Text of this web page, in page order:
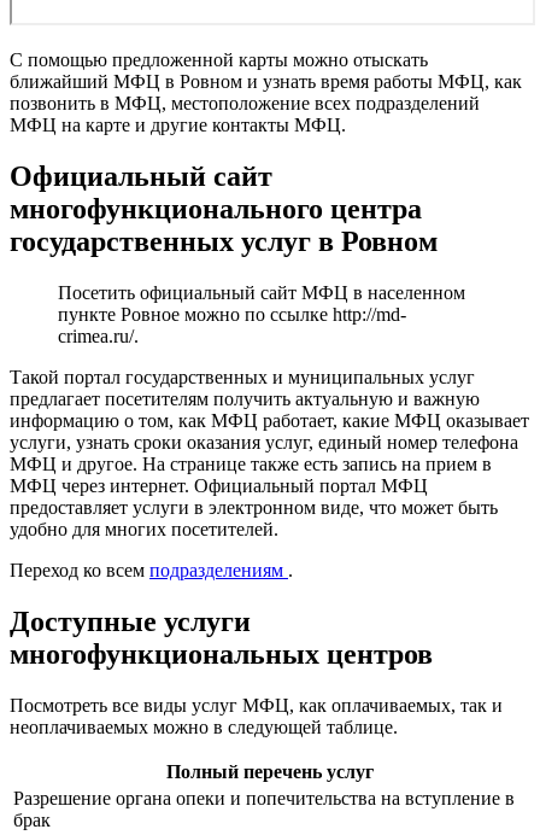
С помощью предложенной карты можно отыскать
ближайший МФЦ в Ровном и узнать время работы МФЦ, как
позвонить в МФЦ, местоположение всех подразделений
МФЦ на карте и другие контакты МФЦ.
Официальный сайт
многофункционального центра
государственных услуг в Ровном
Посетить официальный сайт МФЦ в населенном
пункте Ровное можно по ссылке http://md-
crimea.ru/.
Такой портал государственных и муниципальных услуг
предлагает посетителям получить актуальную и важную
информацию о том, как МФЦ работает, какие МФЦ оказывает
услуги, узнать сроки оказания услуг, единый номер телефона
МФЦ и другое. На странице также есть запись на прием в
МФЦ через интернет. Официальный портал МФЦ
предоставляет услуги в электронном виде, что может быть
удобно для многих посетителей.
Переход ко всем подразделениям .
Доступные услуги
многофункциональных центров
Посмотреть все виды услуг МФЦ, как оплачиваемых, так и
неоплачиваемых можно в следующей таблице.
Полный перечень услуг
Разрешение органа опеки и попечительства на вступление в
брак